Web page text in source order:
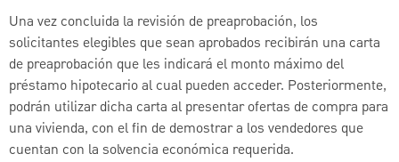
Una vez concluida la revisión de preaprobación, los
solicitantes elegibles que sean aprobados recibirán una carta
de preaprobación que les indicará el monto máximo del
préstamo hipotecario al cual pueden acceder. Posteriormente,
podrán utilizar dicha carta al presentar ofertas de compra para
una vivienda, con el fin de demostrar a los vendedores que
cuentan con la solvencia económica requerida.